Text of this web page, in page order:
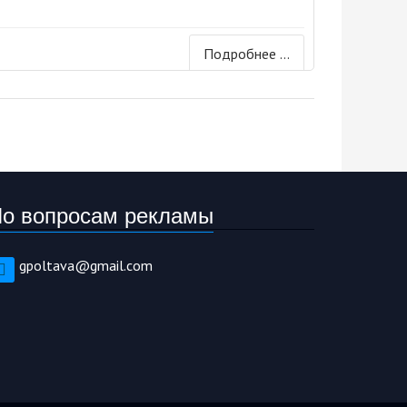
Подробнее ...
вопросам рекламы
gpoltava@gmail.com